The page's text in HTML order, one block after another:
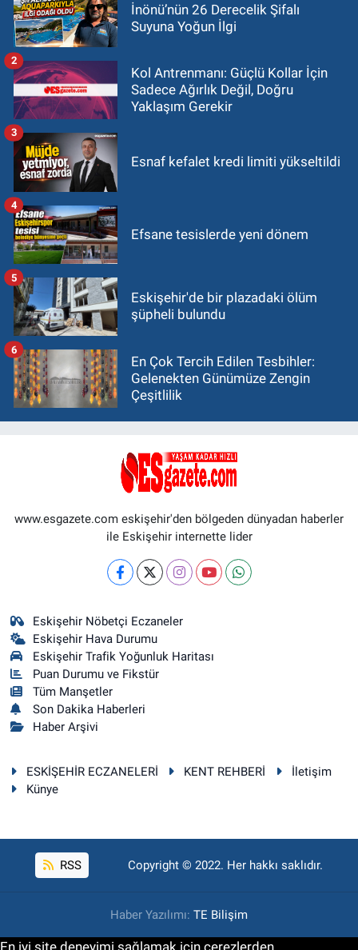
İnönü’nün 26 Derecelik Şifalı
Suyuna Yoğun İlgi
Kol Antrenmanı: Güçlü Kollar İçin
Sadece Ağırlık Değil, Doğru
Yaklaşım Gerekir
2
Esnaf kefalet kredi limiti yükseltildi
3
Efsane tesislerde yeni dönem
4
Eskişehir'de bir plazadaki ölüm
şüpheli bulundu
5
En Çok Tercih Edilen Tesbihler:
Gelenekten Günümüze Zengin
Çeşitlilik
6
www.esgazete.com eskişehir'den bölgeden dünyadan haberler
ile Eskişehir internette lider
Eskişehir Nöbetçi Eczaneler
Eskişehir Hava Durumu
Eskişehir Trafik Yoğunluk Haritası
Puan Durumu ve Fikstür
Tüm Manşetler
Son Dakika Haberleri
Haber Arşivi
ESKİŞEHİR ECZANELERİ KENT REHBERİ
İletişim
Künye
RSS Copyright © 2022. Her hakkı saklıdır.
Haber Yazılımı: TE Bilişim